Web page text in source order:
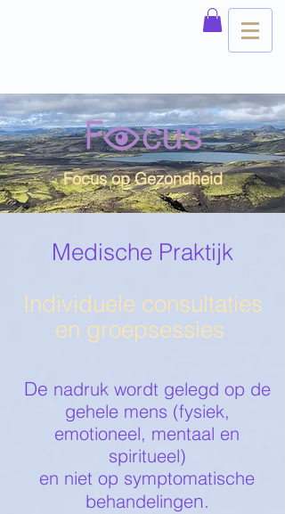
Focus op Gezondheid
Medische Praktijk
Individuele consultaties
en groepsessies
De nadruk wordt gelegd op de
gehele mens (fysiek,
emotioneel, mentaal en
spiritueel)
en niet op symptomatische
behandelingen.